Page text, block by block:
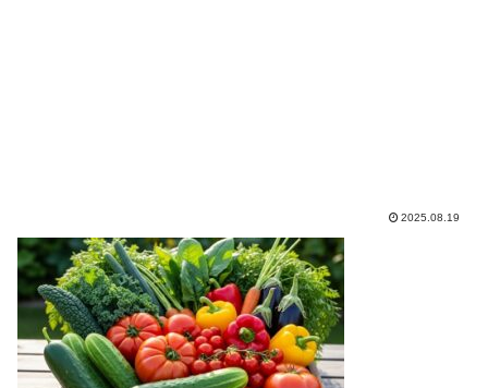
2025.08.19